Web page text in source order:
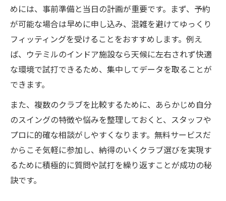
めには、事前準備と当日の計画が重要です。まず、予約
が可能な場合は早めに申し込み、混雑を避けてゆっくり
フィッティングを受けることをおすすめします。例え
ば、ウテミルのインドア施設なら天候に左右されず快適
な環境で試打できるため、集中してデータを取ることが
できます。
また、複数のクラブを比較するために、あらかじめ自分
のスイングの特徴や悩みを整理しておくと、スタッフや
プロに的確な相談がしやすくなります。無料サービスだ
からこそ気軽に参加し、納得のいくクラブ選びを実現す
るために積極的に質問や試打を繰り返すことが成功の秘
訣です。